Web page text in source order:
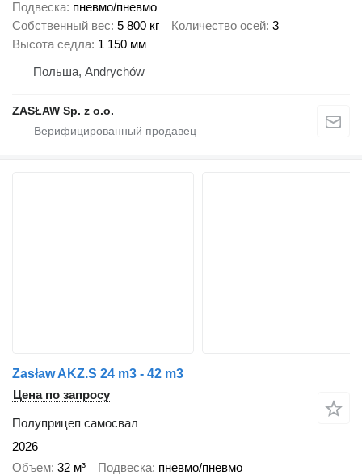
Подвеска пневмо/пневмо
Собственный вес 5 800 кг Количество осей 3
Высота седла 1 150 мм
Польша, Andrychów
ZASŁAW Sp. z o.o.
Zasław AKZ.S 24 m3 - 42 m3
Цена по запросу
Полуприцеп самосвал
2026
Объем 32 м³ Подвеска пневмо/пневмо